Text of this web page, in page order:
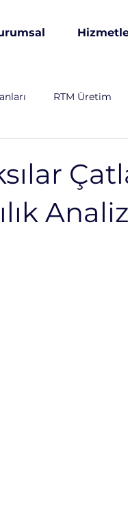
RTM Üretim
ve Hayvancılık